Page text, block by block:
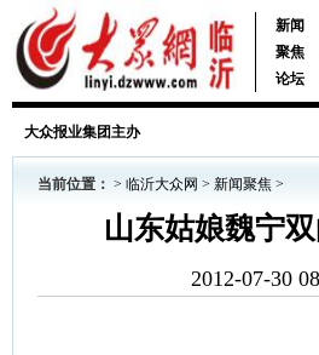
新闻
聚焦
论坛
大众报业集团主办
当前位置： > 临沂大众网 > 新闻聚焦 >
山东姑娘魏宁
2012-07-30